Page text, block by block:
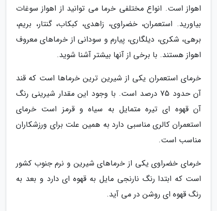
اهواز است. انواع مختلفی خرما می توانید از اهواز سوغات
بیاورید. استعمران، خضراوی، زاهدی، کبکاب، گنتار، بریم،
برهی، شکری، دیلگاری، پیارم و سودانی از خرماهای معروف
اهواز هستند. با برخی از آنها بیشتر آشنا شوید.
خرمای استعمران یکی از شیرین ترین خرماها است که قند
آن حدود 75 درصد است. با وجود این مقدار شیرینی رنگ
آن قهوه ای تیره متمایل به سیاه و قرمز است خرمای
استعمران کالری مناسبی دارد به همین علت برای ورزشکاران
مناسب است.
خرمای خضراوی یکی از خرماهای شیرین و نرم جنوب کشور
است که ابتدا رنگ نارنجی مایل به قهوه ای دارد و بعد به
رنگ قهوه ای روشن در می آید.